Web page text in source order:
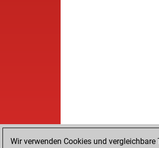
Wir verwenden Cookies und